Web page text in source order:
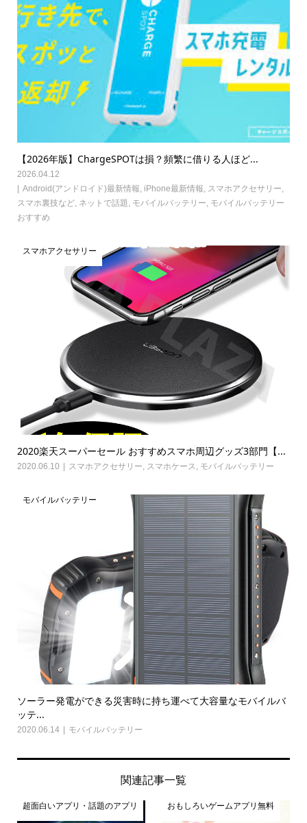
【2026年版】ChargeSPOTは損？頻繁に借りる人ほど...
2026.04.12
Android(アンドロイド)最新情報 iPhone最新情報 スマホアクセサリー
スマホ裏技など, ネットで話題 モバイルバッテリー モバイルバッテリー
おすすめ
スマホアクセサリー
2020楽天スーパーセール おすすめスマホ周辺グッズ3部門【...
2020.06.10 スマホアクセサリー, スマホケース, モバイルバッテリー
モバイルバッテリー
ソーラー発電ができる災害時に持ち運べて大容量なモバイルバ
ッテ...
2020.06.14 モバイルバッテリー
関連記事一覧
超面白いアプリ・話題のアプリ おもしろいゲームアプリ無料